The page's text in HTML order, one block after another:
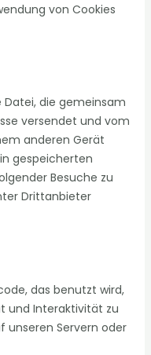
von Cookies
Datei, die gemeinsam
versendet und vom
anderen Gerät
gespeicherten
Besuche zu
Drittanbieter
das benutzt wird,
und Interaktivität zu
unseren Servern oder